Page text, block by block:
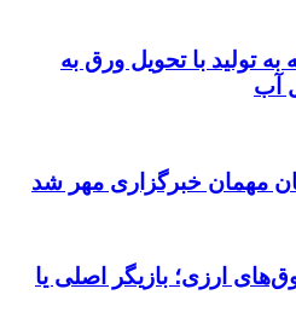
تولید با تحویل ورق به
آب
مهمان خبرگزاری مهر شد
ارزی؛ بازیگر اصلی یا